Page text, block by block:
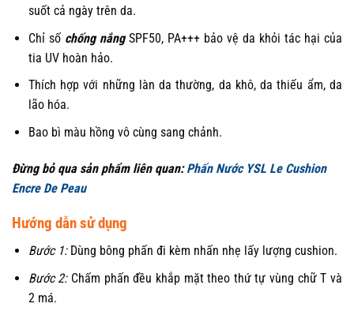
suốt cả ngày trên da.
Chỉ số chống nắngSPF50, PA+++ bảo vệ da khỏi tác hại của
tia UV hoàn hảo.
Thích hợp với những làn da thường, da khô, da thiếu ẩm, da
lão hóa.
Bao bì màu hồng vô cùng sang chảnh.
Đừng bỏ qua sản phẩm liên quan:Phấn Nước YSL Le Cushion
Encre De Peau
Hướng dẫn sử dụng
Bước 1:Dùng bông phấn đi kèm nhấn nhẹ lấy lượng cushion.
Bước 2:Chấm phấn đều khắp mặt theo thứ tự vùng chữ T và
2 má.